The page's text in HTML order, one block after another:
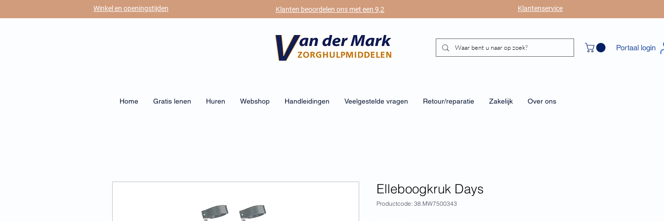
Winkel en openingstijden Klanten beoordelen ons met een 9,2 Klantenservice
Portaal login
Home Gratis lenen Huren Webshop Handleidingen Veelgestelde vragen Retour/reparatie Zakelijk Over ons
Elleboogkruk Days
Productcode: 38.MW7500343